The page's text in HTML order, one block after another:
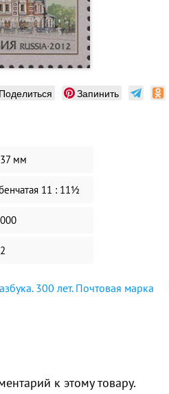
Поделиться Запинить
мм
11 : 11½
300 лет. Почтовая марка
к этому товару.